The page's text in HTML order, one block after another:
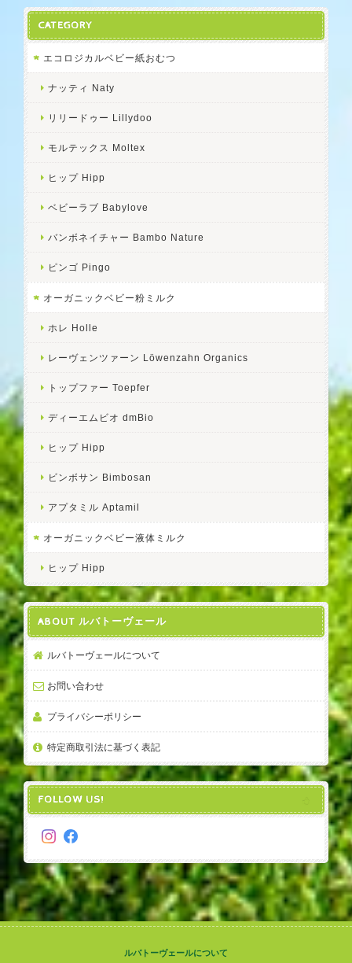
CATEGORY
エコロジカルベビー紙おむつ
ナッティ Naty
リリードゥー Lillydoo
モルテックス Moltex
ヒップ Hipp
ベビーラブ Babylove
バンボネイチャー Bambo Nature
ピンゴ Pingo
オーガニックベビー粉ミルク
ホレ Holle
レーヴェンツァーン Löwenzahn Organics
トップファー Toepfer
ディーエムビオ dmBio
ヒップ Hipp
ビンボサン Bimbosan
アプタミル Aptamil
オーガニックベビー液体ミルク
ヒップ Hipp
ABOUT ルバトーヴェール
ルバトーヴェールについて
お問い合わせ
プライバシーポリシー
特定商取引法に基づく表記
FOLLOW US!
ルバトーヴェールについて